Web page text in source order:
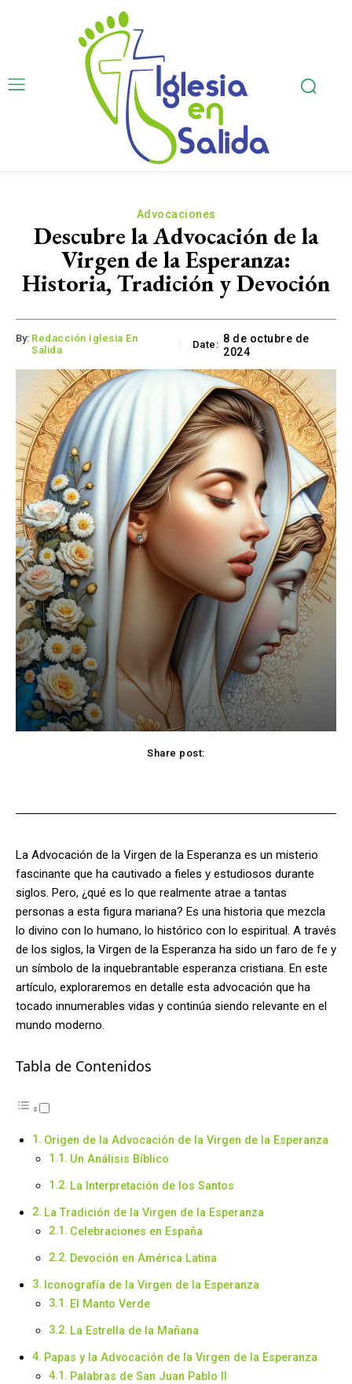
Advocaciones
Descubre la Advocación de la
Virgen de la Esperanza:
Historia, Tradición y Devoción
By: Redacción Iglesia En
Salida
Date: 8 de octubre de
2024
Share post:
La Advocación de la Virgen de la Esperanza es un misterio
fascinante que ha cautivado a fieles y estudiosos durante
siglos. Pero, ¿qué es lo que realmente atrae a tantas
personas a esta figura mariana? Es una historia que mezcla
lo divino con lo humano, lo histórico con lo espiritual. A través
de los siglos, la Virgen de la Esperanza ha sido un faro de fe y
un símbolo de la inquebrantable esperanza cristiana. En este
artículo, exploraremos en detalle esta advocación que ha
tocado innumerables vidas y continúa siendo relevante en el
mundo moderno.
Tabla de Contenidos
Origen de la Advocación de la Virgen de la Esperanza
Un Análisis Bíblico
La Interpretación de los Santos
La Tradición de la Virgen de la Esperanza
Celebraciones en España
Devoción en América Latina
Iconografía de la Virgen de la Esperanza
El Manto Verde
La Estrella de la Mañana
Papas y la Advocación de la Virgen de la Esperanza
Palabras de San Juan Pablo II